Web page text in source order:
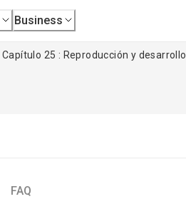
Business
Capítulo 25 : Reproducción y desarrollo
FAQ